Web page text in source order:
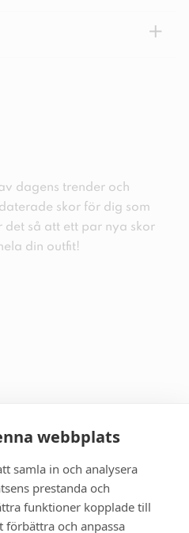
webbplats
samla in och analysera
prestanda och
funktioner kopplade till
förbättra och anpassa
+
dagens trender och
skor för dig som
det så att ett par nya skor
din outfit!